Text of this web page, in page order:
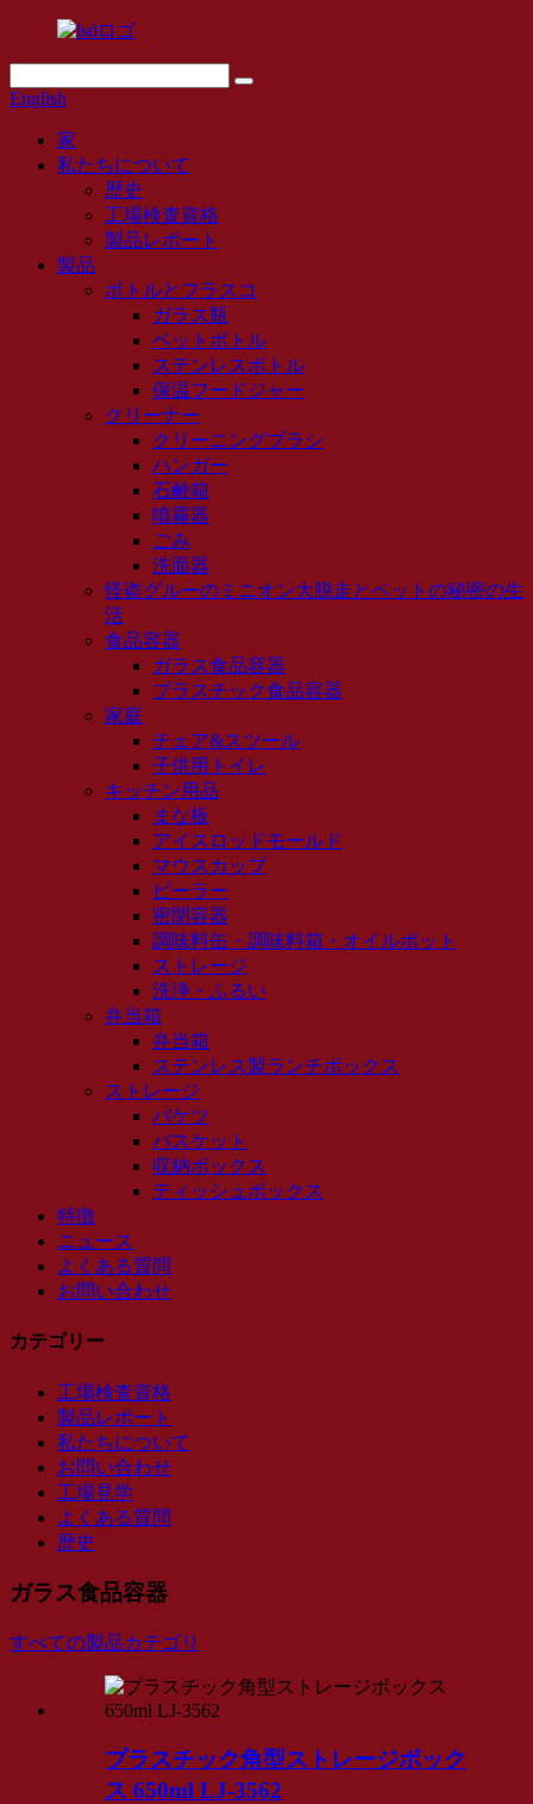
English
家
私たちについて
歴史
工場検査資格
製品レポート
製品
ボトルとフラスコ
ガラス瓶
ペットボトル
ステンレスボトル
保温フードジャー
クリーナー
クリーニングブラシ
ハンガー
石鹸箱
噴霧器
ごみ
洗面器
怪盗グルーのミニオン大脱走とペットの秘密の生
活
食品容器
ガラス食品容器
プラスチック食品容器
家庭
チェア&スツール
子供用トイレ
キッチン用品
まな板
アイスロッドモールド
マウスカップ
ピーラー
密閉容器
調味料缶・調味料箱・オイルポット
ストレージ
洗浄・ふるい
弁当箱
弁当箱
ステンレス製ランチボックス
ストレージ
バケツ
バスケット
収納ボックス
ティッシュボックス
特徴
ニュース
よくある質問
お問い合わせ
カテゴリー
工場検査資格
製品レポート
私たちについて
お問い合わせ
工場見学
よくある質問
歴史
ガラス食品容器
すべての製品カテゴリ
プラスチック角型ストレージボック
ス 650ml LJ-3562